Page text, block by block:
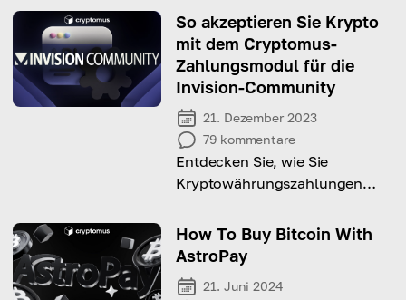
Kryptowährungen passives
Einkommen zu erzielen.
So akzeptieren Sie Krypto
mit dem Cryptomus-
Zahlungsmodul für die
Invision-Community
21. Dezember 2023
79 kommentare
Entdecken Sie, wie Sie
Kryptowährungszahlungen
Community-Plattform
integrieren können
How To Buy Bitcoin With
AstroPay
21. Juni 2024